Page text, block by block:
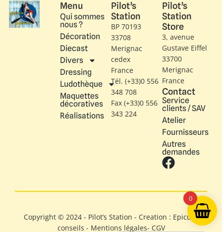
Menu
Qui sommes
nous ?
Décoration
Diecast
Divers
Dressing
Ludothèque
Maquettes
décoratives
Réalisations
Pilot’s
Station
BP 70193
33708
Merignac
cedex
France
Tél. (+33)0 556
348 708
Fax (+33)0 556
343 224
Pilot’s
Station
Store
3, avenue
Gustave Eiffel​
33700
Merignac
France
Contact
Service
clients / SAV
Atelier
Fournisseurs
Autres
demandes
Copyright © 2024 - Pilot’s Station - Creation : Epicure
conseils - Mentions légales- CGV
0